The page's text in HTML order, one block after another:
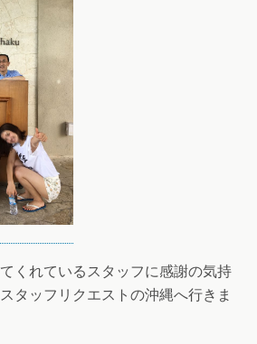
くれているスタッフに感謝の気持
タッフリクエストの沖縄へ行きま